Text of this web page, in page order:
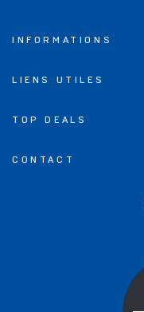
INFORMATIONS
LIENS UTILES
TOP DEALS
CONTACT